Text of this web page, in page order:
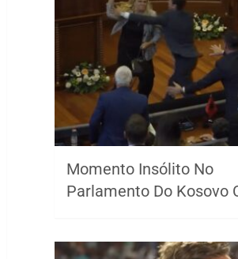
Momento Insólito No
Parlamento Do Kosovo